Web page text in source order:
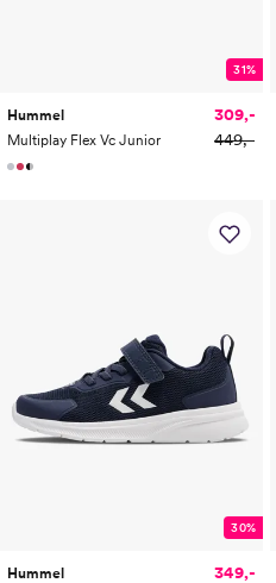
31%
Hummel
Multiplay Flex Vc Junior
309,-
449,-
30%
Hummel
349,-